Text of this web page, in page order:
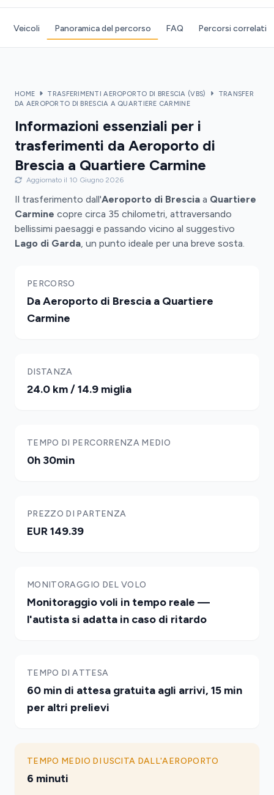
Veicoli Panoramica del percorso FAQ Percorsi correlati
HOME TRASFERIMENTI AEROPORTO DI BRESCIA (VBS)
TRANSFER
DA AEROPORTO DI BRESCIA A QUARTIERE CARMINE
Informazioni essenziali per i
trasferimenti da Aeroporto di
Brescia a Quartiere Carmine
Aggiornato il 10 Giugno 2026
Il trasferimento dall'Aeroporto di Brescia a Quartiere
Carmine copre circa 35 chilometri, attraversando
bellissimi paesaggi e passando vicino al suggestivo
Lago di Garda, un punto ideale per una breve sosta.
PERCORSO
Da Aeroporto di Brescia a Quartiere
Carmine
DISTANZA
24.0 km / 14.9 miglia
TEMPO DI PERCORRENZA MEDIO
0h 30min
PREZZO DI PARTENZA
EUR 149.39
MONITORAGGIO DEL VOLO
Monitoraggio voli in tempo reale —
l'autista si adatta in caso di ritardo
TEMPO DI ATTESA
60 min di attesa gratuita agli arrivi, 15 min
per altri prelievi
TEMPO MEDIO DI USCITA DALL'AEROPORTO
6 minuti